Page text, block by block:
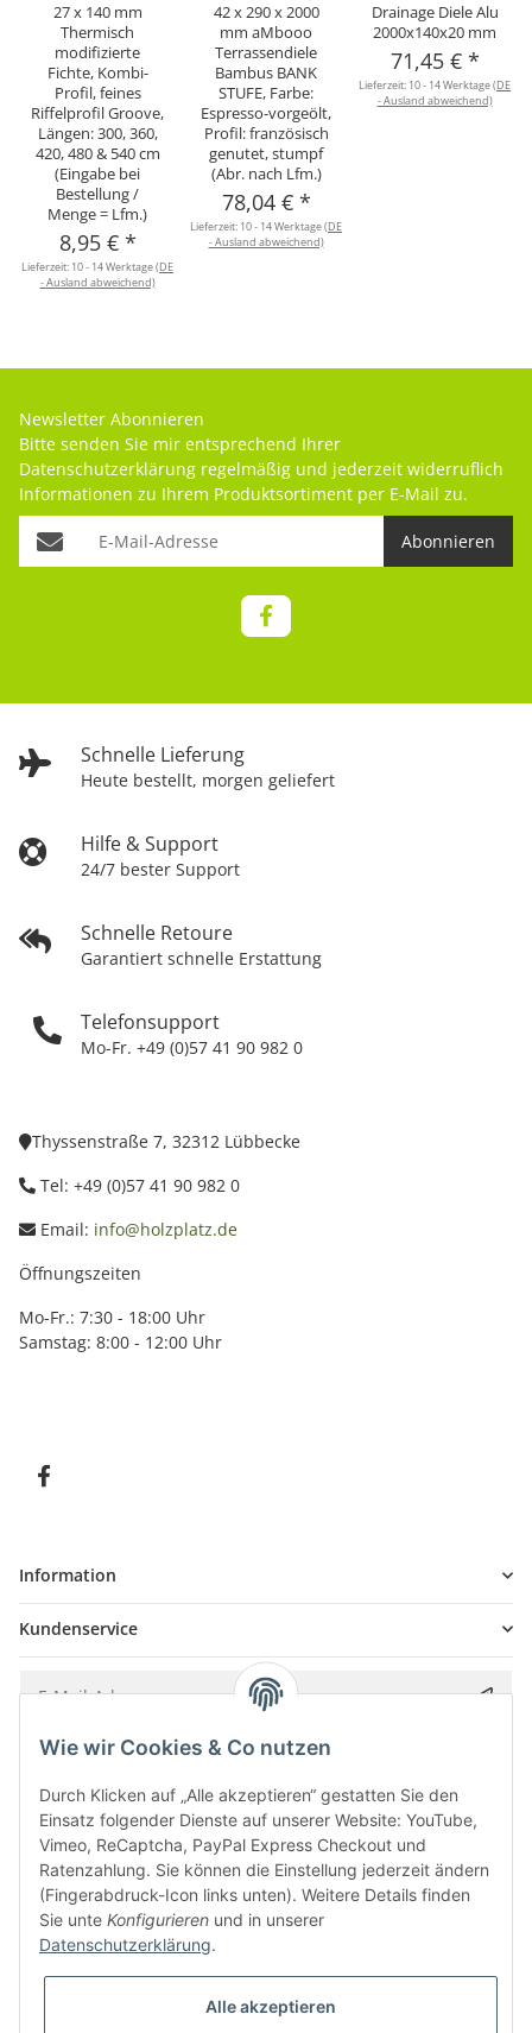
27 x 140 mm
Thermisch
modifizierte
Fichte, Kombi-
Profil, feines
Riffelprofil Groove,
Längen: 300, 360,
420, 480 & 540 cm
(Eingabe bei
Bestellung /
Menge = Lfm.)
8,95 € *
Lieferzeit: 10 - 14 Werktage(DE
- Ausland abweichend)
42 x 290 x 2000
mm aMbooo
Terrassendiele
Bambus BANK
STUFE, Farbe:
Espresso-vorgeölt,
Profil: französisch
genutet, stumpf
(Abr. nach Lfm.)
78,04 € *
Lieferzeit: 10 - 14 Werktage(DE
- Ausland abweichend)
Drainage Diele Alu
2000x140x20 mm
71,45 € *
Lieferzeit: 10 - 14 Werktage(DE
- Ausland abweichend)
Schnelle Lieferung
Heute bestellt, morgen geliefert
Hilfe & Support
24/7 bester Support
Schnelle Retoure
Garantiert schnelle Erstattung
Telefonsupport
Mo-Fr. +49 (0)57 41 90 982 0
Newsletter Abonnieren
Bitte senden Sie mir entsprechend Ihrer
Datenschutzerklärung regelmäßig und jederzeit widerruflich
Informationen zu Ihrem Produktsortiment per E-Mail zu.
Abonnieren
Thyssenstraße 7, 32312 Lübbecke
Tel: +49 (0)57 41 90 982 0
Email: info@holzplatz.de
Öffnungszeiten
Mo-Fr.: 7:30 - 18:00 Uhr
Samstag: 8:00 - 12:00 Uhr
Information
Kundenservice
Bitte senden Sie mir entsprechend IhrerDatenschutzerklärung
* Alle Preise inkl. gesetzlicher USt., zzgl.
Wie wir Cookies & Co nutzen
Durch Klicken auf „Alle akzeptieren“ gestatten Sie den
Einsatz folgender Dienste auf unserer Website: YouTube,
Vimeo, ReCaptcha, PayPal Express Checkout und
Ratenzahlung. Sie können die Einstellung jederzeit ändern
(Fingerabdruck-Icon links unten). Weitere Details finden
Sie unte Konfigurieren und in unserer
Datenschutzerklärung.
Alle akzeptieren